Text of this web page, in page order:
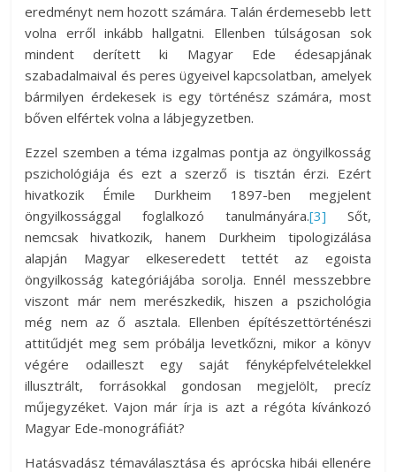
eredményt nem hozott számára. Talán érdemesebb lett
volna erről inkább hallgatni. Ellenben túlságosan sok
mindent derített ki Magyar Ede édesapjának
szabadalmaival és peres ügyeivel kapcsolatban, amelyek
bármilyen érdekesek is egy történész számára, most
bőven elfértek volna a lábjegyzetben.
Ezzel szemben a téma izgalmas pontja az öngyilkosság
pszichológiája és ezt a szerző is tisztán érzi. Ezért
hivatkozik Émile Durkheim 1897-ben megjelent
öngyilkossággal foglalkozó tanulmányára.[3] Sőt,
nemcsak hivatkozik, hanem Durkheim tipologizálása
alapján Magyar elkeseredett tettét az egoista
öngyilkosság kategóriájába sorolja. Ennél messzebbre
viszont már nem merészkedik, hiszen a pszichológia
még nem az ő asztala. Ellenben építészettörténészi
attitűdjét meg sem próbálja levetkőzni, mikor a könyv
végére odailleszt egy saját fényképfelvételekkel
illusztrált, forrásokkal gondosan megjelölt, precíz
műjegyzéket. Vajon már írja is azt a régóta kívánkozó
Magyar Ede-monográfiát?
Hatásvadász témaválasztása és aprócska hibái ellenére